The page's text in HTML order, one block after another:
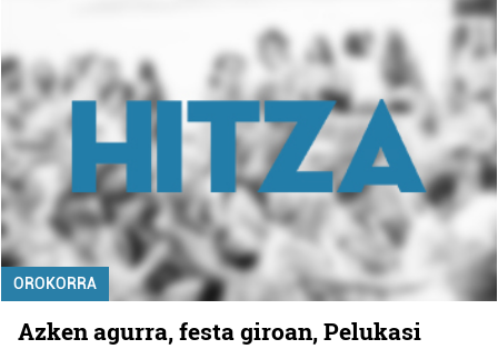
OROKORRA
Azken agurra, festa giroan, Pelukasi